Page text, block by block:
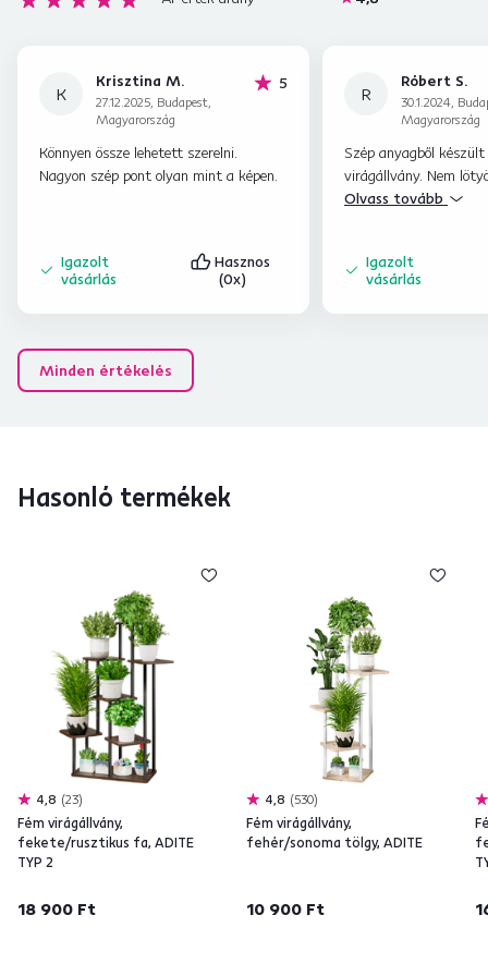
K
Krisztina M.
27.12.2025, Budapest,
Magyarország
5hviezdičiek
Könnyen össze lehetett szerelni.
Nagyon szép pont olyan mint a képen.
Igazolt
vásárlás
Hasznos
(0x)
R
Róbert S.
30.1.2024,
Magyarország
Szép anyagből
virágállvány. Nem
nem hajlik meg
Olvass tovább
Igazolt
vásárlás
Minden értékelés
Hasonló termékek
4,8 23
Fém virágállvány,
fekete/rusztikus fa, ADITE
TYP 2
18 900 Ft
4,8 530
Fém virágállvány,
fehér/sonoma tölgy, ADITE
10 900 Ft